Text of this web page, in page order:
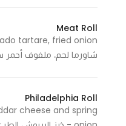
Meat Roll
شاورما لحم، ملفوف أحمر
Philadelphia Roll
cheese and spring
the
website's
functionality
based on
how the